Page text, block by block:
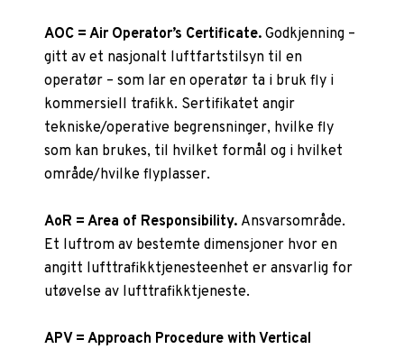
AOC = Air Operator’s Certificate. Godkjenning –
gitt av et nasjonalt luftfartstilsyn til en
operatør – som lar en operatør ta i bruk fly i
kommersiell trafikk. Sertifikatet angir
tekniske/operative begrensninger, hvilke fly
som kan brukes, til hvilket formål og i hvilket
område/hvilke flyplasser.
AoR = Area of Responsibility. Ansvarsområde.
Et luftrom av bestemte dimensjoner hvor en
angitt lufttrafikktjenesteenhet er ansvarlig for
utøvelse av lufttrafikktjeneste.
APV = Approach Procedure with Vertical